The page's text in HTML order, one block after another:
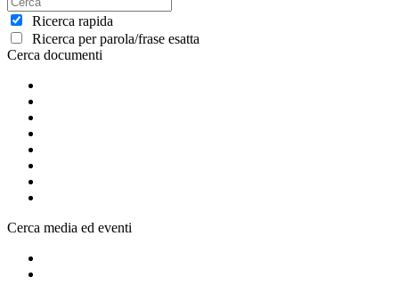
Ricerca rapida
Ricerca per parola/frase esatta
Cerca documenti
Cerca media ed eventi